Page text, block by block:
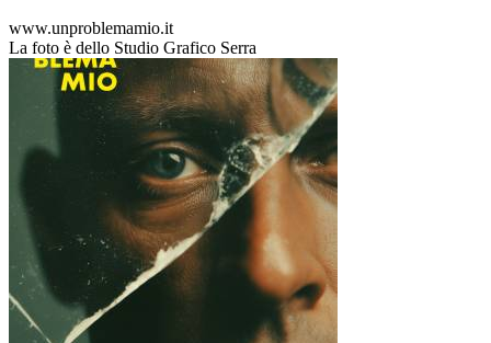
www.unproblemamio.it
La foto è dello Studio Grafico Serra